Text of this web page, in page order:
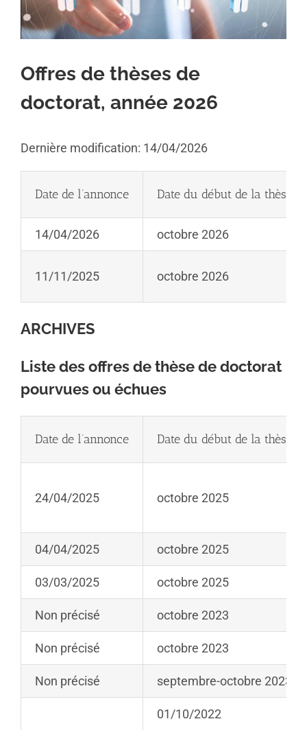
Offres de thèses de
doctorat, année 2026
Dernière modification: 14/04/2026
Date de l’annonce Date du début de la thèse
14/04/2026 octobre 2026
11/11/2025 octobre 2026
ARCHIVES
Liste des offres de thèse de doctorat
pourvues ou échues
Date de l’annonce Date du début de la thèse
24/04/2025 octobre 2025
04/04/2025 octobre 2025
03/03/2025 octobre 2025
Non précisé octobre 2023
Non précisé octobre 2023
Non précisé septembre-octobre 2023
01/10/2022